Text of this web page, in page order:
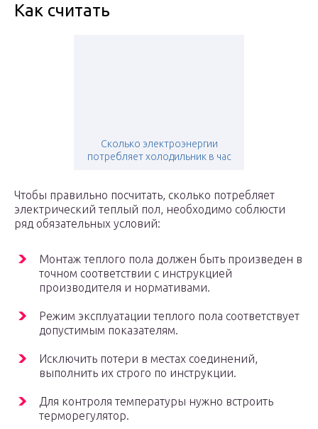
Как считать
Сколько электроэнергии
потребляет холодильник в час
Чтобы правильно посчитать, сколько потребляет
электрический теплый пол, необходимо соблюсти
ряд обязательных условий:
Монтаж теплого пола должен быть произведен в
точном соответствии с инструкцией
производителя и нормативами.
Режим эксплуатации теплого пола соответствует
допустимым показателям.
Исключить потери в местах соединений,
выполнить их строго по инструкции.
Для контроля температуры нужно встроить
терморегулятор.